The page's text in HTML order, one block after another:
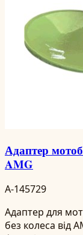
Адаптер
AMG
A-145729
Адаптер для
без колеса від